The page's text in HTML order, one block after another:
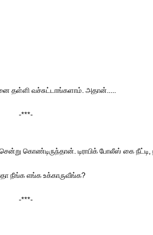
தள்ளி வச்சுட்டாங்களாம். அதான்.....
-***-
கொண்டிருந்தான். டிராபிக் போலீஸ் கை
நீங்க எங்க உக்காருவீங்க?
-***-